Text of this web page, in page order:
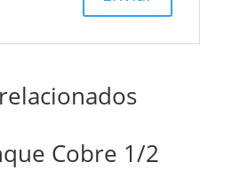
Cobre 1/2